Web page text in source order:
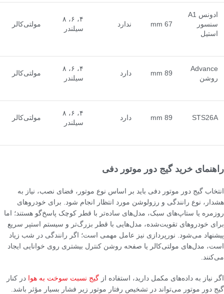
ادونس A1
سنسور
استیل
67 mm ندارد
۴، ۶، ۸
سیلندر
مولتی‌کالر
Advance
روشن
89 mm دارد
۴، ۶، ۸
سیلندر
مولتی‌کالر
STS26A
89 mm دارد
۴، ۶، ۸
سیلندر
مولتی‌کالر
راهنمای خرید گیج دور موتور دفی
انتخاب گیج دور موتور دفی باید بر اساس نوع موتور، فضای نصب، نیاز به
هشدار، نوع رانندگی و رزولوشن مورد انتظار انجام شود. برای خودروهای
روزمره یا ستاپ‌های سبک، مدل‌های ساده‌تر با قطر کوچک پاسخ‌گو هستند؛ اما
برای خودروهای تقویت‌شده، مدل‌هایی با قطر بزرگ‌تر و سیستم استپر سریع
پیشنهاد می‌شود. نورپردازی نیز عامل مهمی است؛ اگر رانندگی در شب زیاد
است، مدل‌های مولتی‌کالر یا صفحه روشن کنترل بیشتری روی خوانایی ایجاد
می‌کنند.
اگر نیاز به داده‌های مکمل دارید، استفاده از گیج نسبت سوخت به هوا در کنار
گیج دور موتور می‌تواند در تشخیص رفتار موتور زیر فشار بسیار مؤثر باشد.